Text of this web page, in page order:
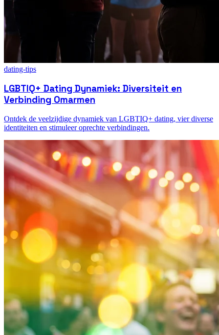
dating-tips
LGBTIQ+ Dating Dynamiek: Diversiteit en
Verbinding Omarmen
Ontdek de veelzijdige dynamiek van LGBTIQ+ dating, vier diverse
identiteiten en stimuleer oprechte verbindingen.